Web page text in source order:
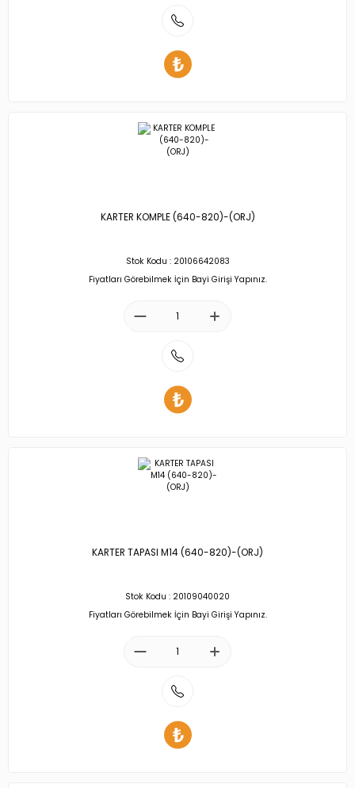
KARTER KOMPLE (640-820)-(ORJ)
Stok Kodu : 20106642083
Fiyatları Görebilmek İçin Bayi Girişi Yapınız.
KARTER TAPASI M14 (640-820)-(ORJ)
Stok Kodu : 20109040020
Fiyatları Görebilmek İçin Bayi Girişi Yapınız.